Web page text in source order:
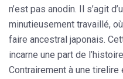
n’est pas anodin. Il s’agit
minutieusement travaillé,
faire ancestral japonais.
incarne une part de
Contrairement à une